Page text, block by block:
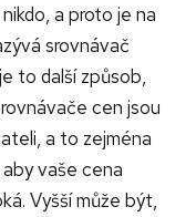
a proto je na
srovnávač
to další způsob,
cen jsou
a to zejména
vaše cena
Vyšší může být,